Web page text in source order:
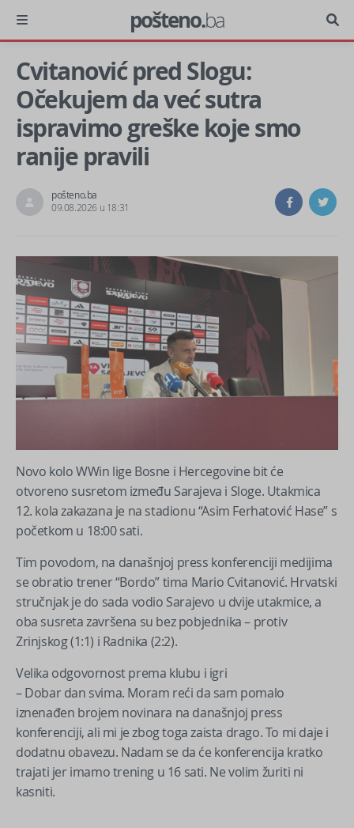
pošteno.ba
Cvitanović pred Slogu:
Očekujem da već sutra
ispravimo greške koje smo
ranije pravili
pošteno.ba
09.08.2026 u 18:31
Novo kolo WWin lige Bosne i Hercegovine bit će
otvoreno susretom između Sarajeva i Sloge. Utakmica
12. kola zakazana je na stadionu “Asim Ferhatović Hase” s
početkom u 18:00 sati.
Tim povodom, na današnjoj press konferenciji medijima
se obratio trener “Bordo” tima Mario Cvitanović. Hrvatski
stručnjak je do sada vodio Sarajevo u dvije utakmice, a
oba susreta završena su bez pobjednika – protiv
Zrinjskog (1:1) i Radnika (2:2).
Velika odgovornost prema klubu i igri
– Dobar dan svima. Moram reći da sam pomalo
iznenađen brojem novinara na današnjoj press
konferenciji, ali mi je zbog toga zaista drago. To mi daje i
dodatnu obavezu. Nadam se da će konferencija kratko
trajati jer imamo trening u 16 sati. Ne volim žuriti ni
kasniti.